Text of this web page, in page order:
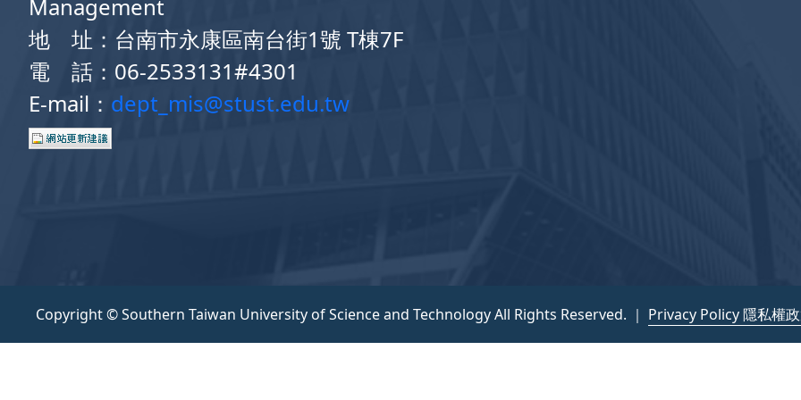
Management
地 址：台南市永康區南台街1號 T棟7F
電 話：06-2533131#4301
E-mail： dept_mis@stust.edu.tw
Copyright © Southern Taiwan University of Science and Technology All Rights Reserved. ｜ Privacy Policy 隱私權